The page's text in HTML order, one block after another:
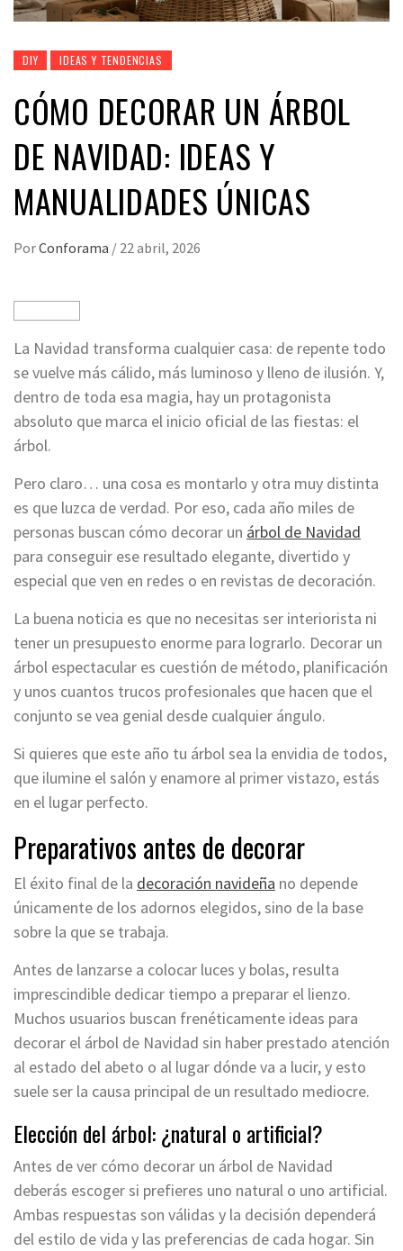
DIY IDEAS Y TENDENCIAS
CÓMO DECORAR UN ÁRBOL
DE NAVIDAD: IDEAS Y
MANUALIDADES ÚNICAS
PorConforama / 22 abril, 2026
La Navidad transforma cualquier casa: de repente todo
se vuelve más cálido, más luminoso y lleno de ilusión. Y,
dentro de toda esa magia, hay un protagonista
absoluto que marca el inicio oficial de las fiestas: el
árbol.
Pero claro… una cosa es montarlo y otra muy distinta
es que luzca de verdad. Por eso, cada año miles de
personas buscan cómo decorar un árbol de Navidad
para conseguir ese resultado elegante, divertido y
especial que ven en redes o en revistas de decoración.
La buena noticia es que no necesitas ser interiorista ni
tener un presupuesto enorme para lograrlo. Decorar un
árbol espectacular es cuestión de método, planificación
y unos cuantos trucos profesionales que hacen que el
conjunto se vea genial desde cualquier ángulo.
Si quieres que este año tu árbol sea la envidia de todos,
que ilumine el salón y enamore al primer vistazo, estás
en el lugar perfecto.
Preparativos antes de decorar
El éxito final de la decoración navideña no depende
únicamente de los adornos elegidos, sino de la base
sobre la que se trabaja.
Antes de lanzarse a colocar luces y bolas, resulta
imprescindible dedicar tiempo a preparar el lienzo.
Muchos usuarios buscan frenéticamente ideas para
decorar el árbol de Navidad sin haber prestado atención
al estado del abeto o al lugar dónde va a lucir, y esto
suele ser la causa principal de un resultado mediocre.
Elección del árbol: ¿natural o artificial?
Antes de ver cómo decorar un árbol de Navidad
deberás escoger si prefieres uno natural o uno artificial.
Ambas respuestas son válidas y la decisión dependerá
del estilo de vida y las preferencias de cada hogar. Sin